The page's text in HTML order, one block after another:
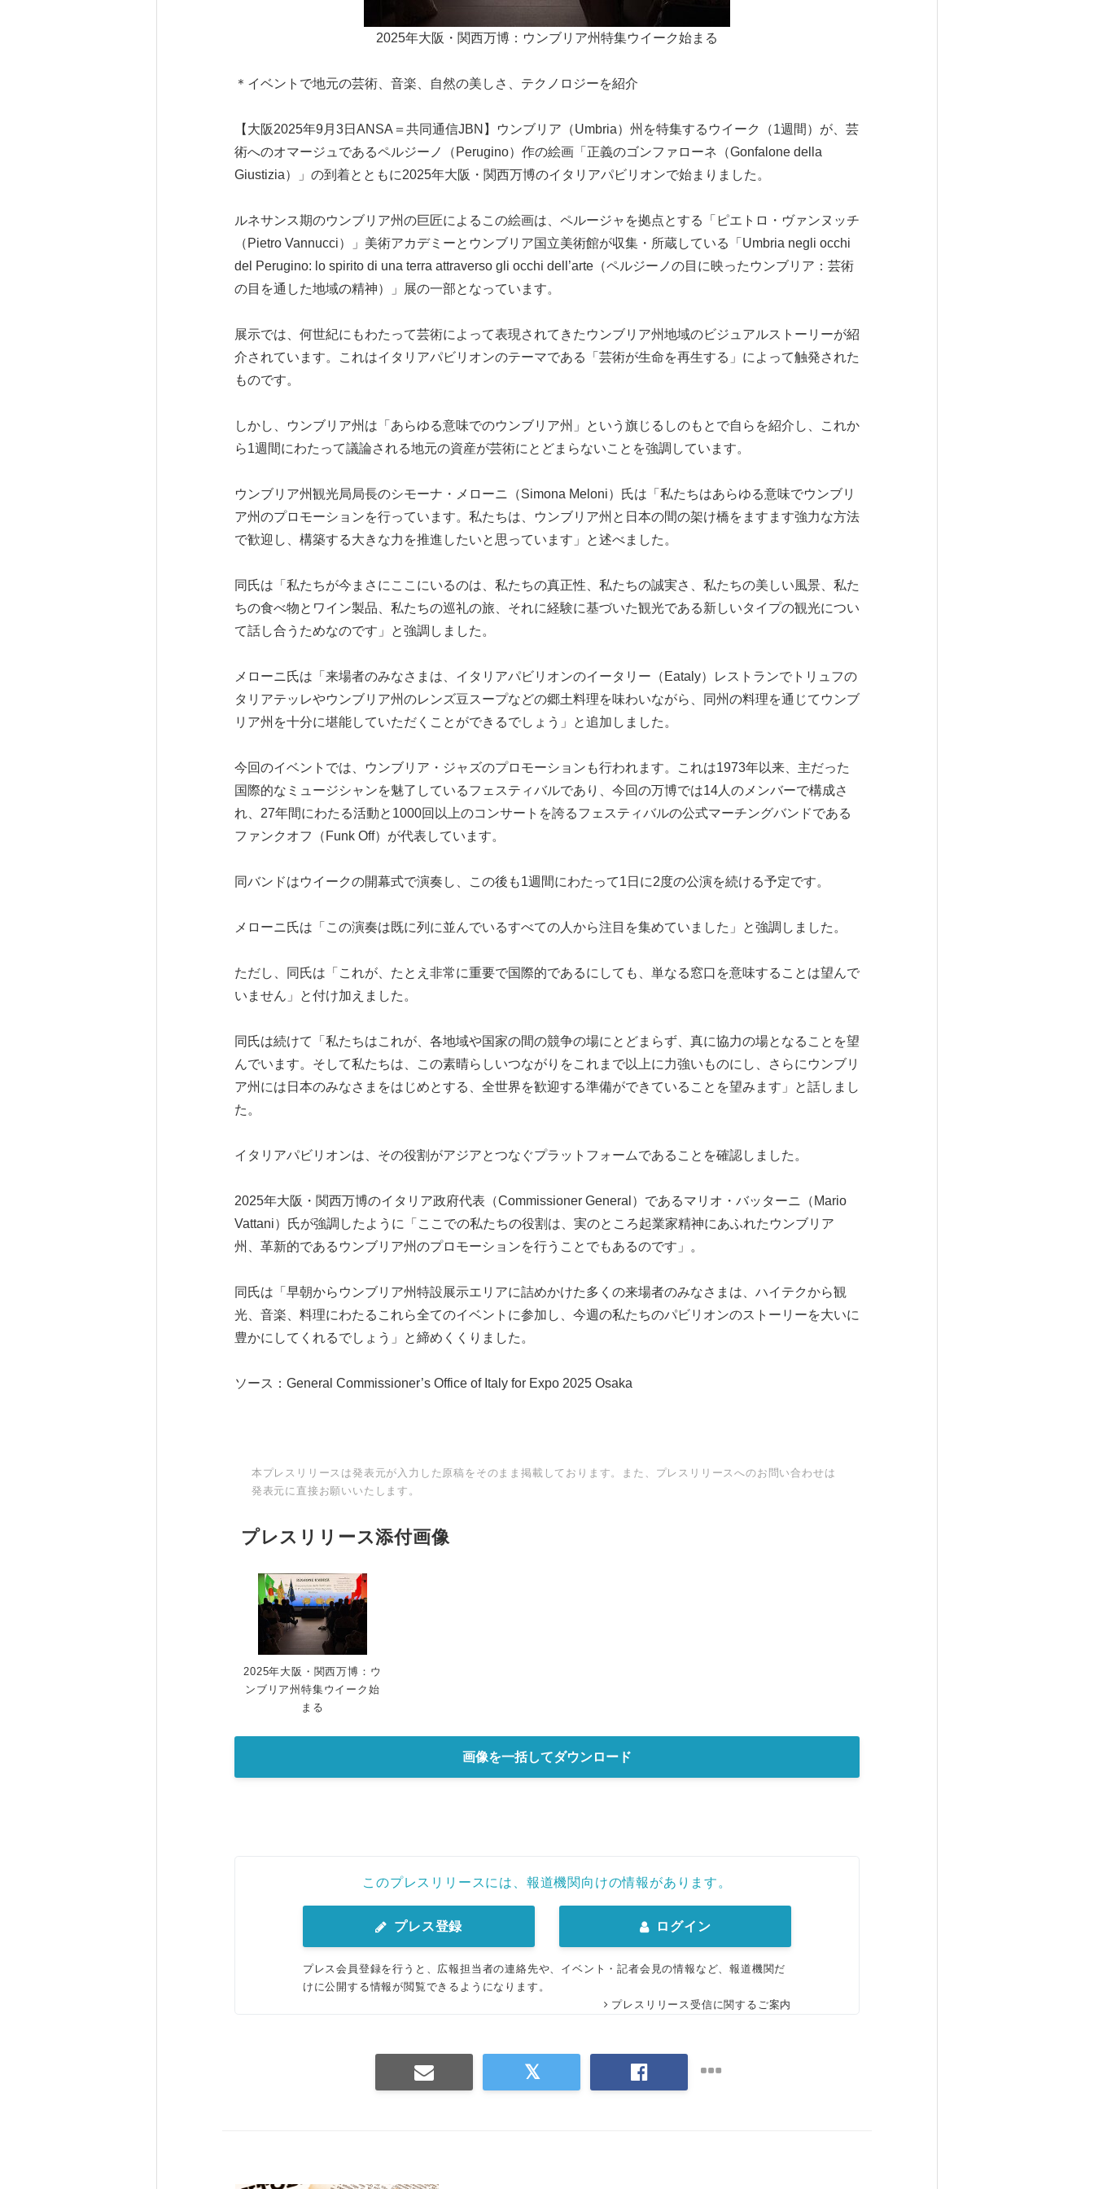
2025年大阪・関西万博：ウンブリア州特集ウイーク始まる
＊イベントで地元の芸術、音楽、自然の美しさ、テクノロジーを紹介
【大阪2025年9月3日ANSA＝共同通信JBN】ウンブリア（Umbria）州を特集するウイーク（1週間）が、芸
術へのオマージュであるペルジーノ（Perugino）作の絵画「正義のゴンファローネ（Gonfalone della
Giustizia）」の到着とともに2025年大阪・関西万博のイタリアパビリオンで始まりました。
ルネサンス期のウンブリア州の巨匠によるこの絵画は、ペルージャを拠点とする「ピエトロ・ヴァンヌッチ
（Pietro Vannucci）」美術アカデミーとウンブリア国立美術館が収集・所蔵している「Umbria negli occhi
del Perugino: lo spirito di una terra attraverso gli occhi dell’arte（ペルジーノの目に映ったウンブリア：芸術
の目を通した地域の精神）」展の一部となっています。
展示では、何世紀にもわたって芸術によって表現されてきたウンブリア州地域のビジュアルストーリーが紹
介されています。これはイタリアパビリオンのテーマである「芸術が生命を再生する」によって触発された
ものです。
しかし、ウンブリア州は「あらゆる意味でのウンブリア州」という旗じるしのもとで自らを紹介し、これか
ら1週間にわたって議論される地元の資産が芸術にとどまらないことを強調しています。
ウンブリア州観光局局長のシモーナ・メローニ（Simona Meloni）氏は「私たちはあらゆる意味でウンブリ
ア州のプロモーションを行っています。私たちは、ウンブリア州と日本の間の架け橋をますます強力な方法
で歓迎し、構築する大きな力を推進したいと思っています」と述べました。
同氏は「私たちが今まさにここにいるのは、私たちの真正性、私たちの誠実さ、私たちの美しい風景、私た
ちの食べ物とワイン製品、私たちの巡礼の旅、それに経験に基づいた観光である新しいタイプの観光につい
て話し合うためなのです」と強調しました。
メローニ氏は「来場者のみなさまは、イタリアパビリオンのイータリー（Eataly）レストランでトリュフの
タリアテッレやウンブリア州のレンズ豆スープなどの郷土料理を味わいながら、同州の料理を通じてウンブ
リア州を十分に堪能していただくことができるでしょう」と追加しました。
今回のイベントでは、ウンブリア・ジャズのプロモーションも行われます。これは1973年以来、主だった
国際的なミュージシャンを魅了しているフェスティバルであり、今回の万博では14人のメンバーで構成さ
れ、27年間にわたる活動と1000回以上のコンサートを誇るフェスティバルの公式マーチングバンドである
ファンクオフ（Funk Off）が代表しています。
同バンドはウイークの開幕式で演奏し、この後も1週間にわたって1日に2度の公演を続ける予定です。
メローニ氏は「この演奏は既に列に並んでいるすべての人から注目を集めていました」と強調しました。
ただし、同氏は「これが、たとえ非常に重要で国際的であるにしても、単なる窓口を意味することは望んで
いません」と付け加えました。
同氏は続けて「私たちはこれが、各地域や国家の間の競争の場にとどまらず、真に協力の場となることを望
んでいます。そして私たちは、この素晴らしいつながりをこれまで以上に力強いものにし、さらにウンブリ
ア州には日本のみなさまをはじめとする、全世界を歓迎する準備ができていることを望みます」と話しまし
た。
イタリアパビリオンは、その役割がアジアとつなぐプラットフォームであることを確認しました。
2025年大阪・関西万博のイタリア政府代表（Commissioner General）であるマリオ・バッターニ（Mario
Vattani）氏が強調したように「ここでの私たちの役割は、実のところ起業家精神にあふれたウンブリア
州、革新的であるウンブリア州のプロモーションを行うことでもあるのです」。
同氏は「早朝からウンブリア州特設展示エリアに詰めかけた多くの来場者のみなさまは、ハイテクから観
光、音楽、料理にわたるこれら全てのイベントに参加し、今週の私たちのパビリオンのストーリーを大いに
豊かにしてくれるでしょう」と締めくくりました。
ソース：General Commissioner’s Office of Italy for Expo 2025 Osaka
本プレスリリースは発表元が入力した原稿をそのまま掲載しております。また、プレスリリースへのお問い合わせは
発表元に直接お願いいたします。
プレスリリース添付画像
2025年大阪・関西万博：ウ
ンブリア州特集ウイーク始
まる
画像を一括してダウンロード
このプレスリリースには、報道機関向けの情報があります。
プレス登録 ログイン
プレス会員登録を行うと、広報担当者の連絡先や、イベント・記者会見の情報など、報道機関だ
けに公開する情報が閲覧できるようになります。
プレスリリース受信に関するご案内